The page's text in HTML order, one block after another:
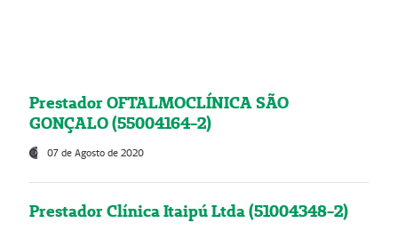
Prestador OFTALMOCLÍNICA SÃO
GONÇALO (55004164-2)
07 de Agosto de 2020
Prestador Clínica Itaipú Ltda (51004348-2)